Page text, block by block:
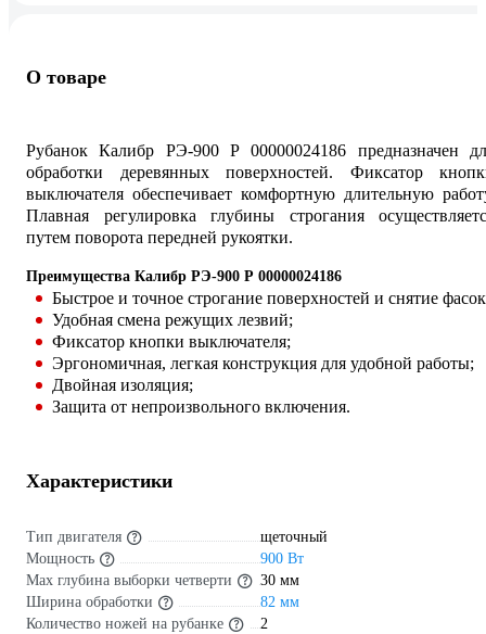
О товаре
Рубанок Калибр РЭ-900 Р 00000024186 предназначен
обработки деревянных поверхностей. Фиксатор
выключателя обеспечивает комфортную длительную
Плавная регулировка глубины строгания
путем поворота передней рукоятки.
Преимущества Калибр РЭ-900 Р 00000024186
Быстрое и точное строгание поверхностей и снятие
Удобная смена режущих лезвий;
Фиксатор кнопки выключателя;
Эргономичная, легкая конструкция для удобной работы;
Двойная изоляция;
Защита от непроизвольного включения.
Характеристики
Тип двигателя
щеточный
Мощность
900 Вт
Мах глубина выборки четверти
30 мм
Ширина обработки
82 мм
Количество ножей на рубанке
2